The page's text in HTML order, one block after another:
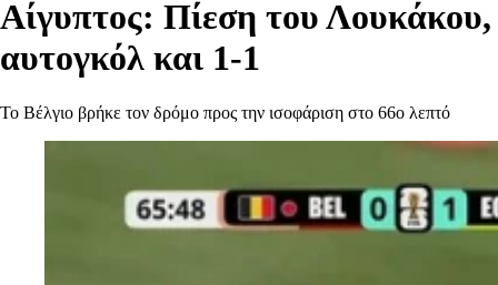
Αίγυπτος: Πίεση του Λουκάκου,
αυτογκόλ και 1-1
Το Βέλγιο βρήκε τον δρόμο προς την ισοφάριση στο 66ο λεπτό